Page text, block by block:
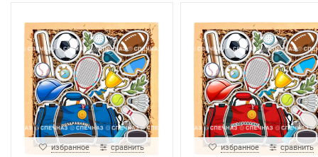
избранное сравнить избранное сравнить